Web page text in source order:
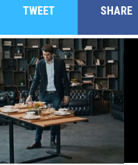
TWEET SHARE